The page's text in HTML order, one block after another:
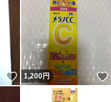
いいね！
1,200円